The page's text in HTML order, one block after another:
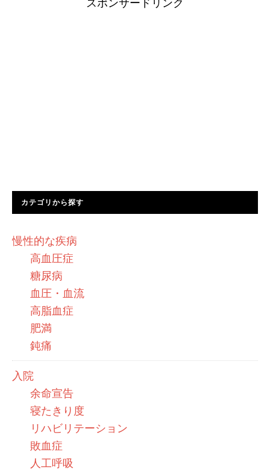
カテゴリから探す
慢性的な疾病
高血圧症
糖尿病
血圧・血流
高脂血症
肥満
鈍痛
入院
余命宣告
寝たきり度
リハビリテーション
敗血症
人工呼吸